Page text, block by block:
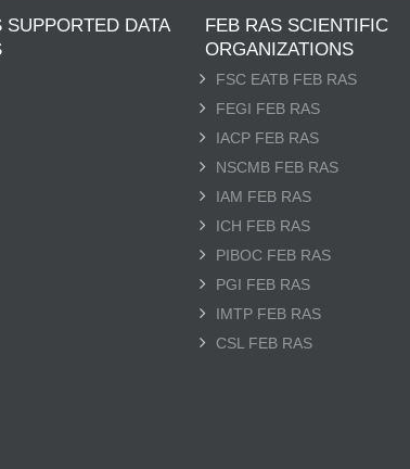
DATA
FEB RAS SCIENTIFIC
ORGANIZATIONS
FSC EATB FEB RAS
FEGI FEB RAS
IACP FEB RAS
NSCMB FEB RAS
IAM FEB RAS
ICH FEB RAS
PIBOC FEB RAS
PGI FEB RAS
IMTP FEB RAS
CSL FEB RAS